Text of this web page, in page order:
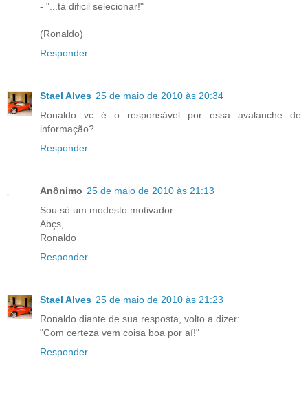
- "...tá dificil selecionar!"
(Ronaldo)
Responder
Stael Alves 25 de maio de 2010 às 20:34
Ronaldo vc é o responsável por essa avalanche de
informação?
Responder
Anônimo 25 de maio de 2010 às 21:13
Sou só um modesto motivador...
Abçs,
Ronaldo
Responder
Stael Alves 25 de maio de 2010 às 21:23
Ronaldo diante de sua resposta, volto a dizer:
"Com certeza vem coisa boa por aí!"
Responder